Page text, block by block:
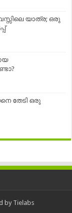
യാത്ര; ഒരു
തേടി ഒരു
by Tielabs